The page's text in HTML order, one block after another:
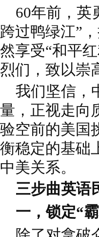
60年前，英
跨过鸭绿江”
然享受“和平
烈们，致以崇
我们坚信，
量，正视走向
验空前的美国
衡稳定的基础
中美关系。
三步曲英语
一，锁定“